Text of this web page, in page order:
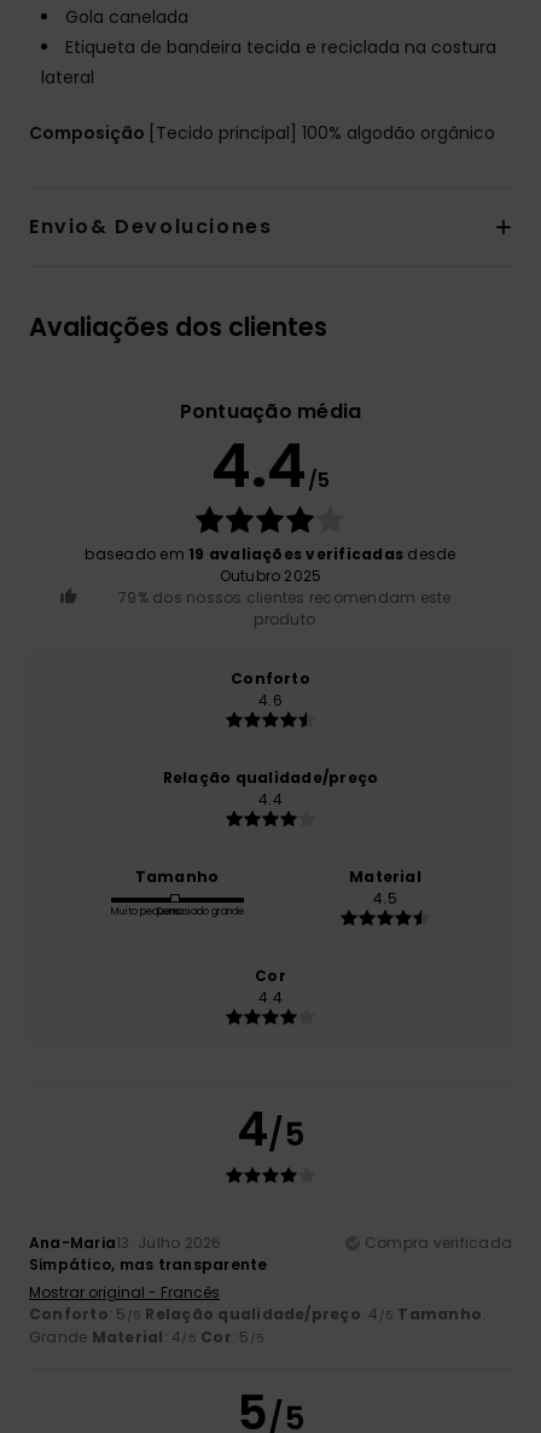
Gola canelada
Etiqueta de bandeira tecida e reciclada na costura
lateral
Composição [Tecido principal] 100% algodão orgânico
Envio& Devoluciones
Avaliações dos clientes
Pontuação média
4.4/5
baseado em 19 avaliações verificadas desde
Outubro 2025
79% dos nossos clientes recomendam este
produto
Conforto
4.6
Relação qualidade/preço
4.4
Tamanho
Muito pequenoDemasiado grande
Material
4.5
Cor
4.4
4/5
Ana-Maria13. Julho 2026
Compra verificada
Simpático, mas transparente
Mostrar original - Francês
Conforto: 5 /5 Relação qualidade/preço: 4 /5 Tamanho:
Grande Material: 4/5 Cor: 5 /5
5/5